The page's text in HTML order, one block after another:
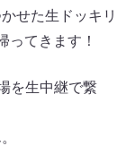
せた生ドッキリ
ってきます！
を生中継で繋